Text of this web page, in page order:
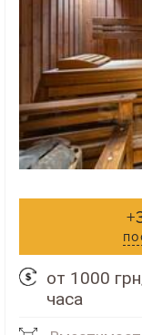
от 1000
часа